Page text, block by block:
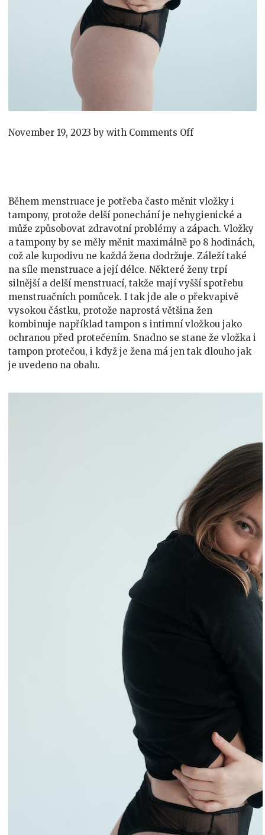
November 19, 2023 bywith Comments Offon
Během menstruace je potřeba často měnit vložky i
tampony, protože delší ponechání je nehygienické a
může způsobovat zdravotní problémy a zápach. Vložky
a tampony by se měly měnit maximálně po 8 hodinách,
což ale kupodivu ne každá žena dodržuje. Záleží také
na síle menstruace a její délce. Některé ženy trpí
silnější a delší menstruací, takže mají vyšší spotřebu
menstruačních pomůcek. I tak jde ale o překvapivě
vysokou částku, protože naprostá většina žen
kombinuje například tampon s intimní vložkou jako
ochranou před protečením. Snadno se stane že vložka i
tampon protečou, i když je žena má jen tak dlouho jak
je uvedeno na obalu.